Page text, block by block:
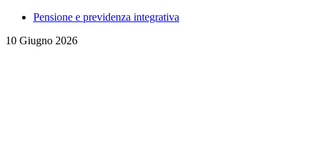
Pensione e previdenza integrativa
10 Giugno 2026